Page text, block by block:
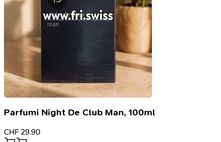
Parfumi Night De Club Man, 100ml
CHF 29.90